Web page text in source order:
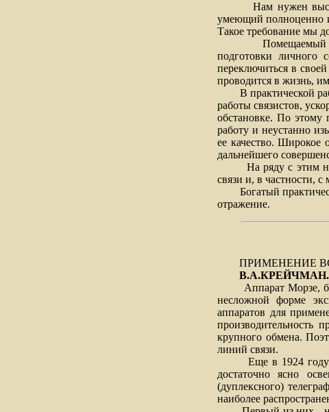
Нам нужен
умеющий полноценно
Такое требование мы
Помещаемый
подготовки личного
переключиться в
проводится в жизнь,
В практической
работы связистов,
обстановке. По этому
работу и неустанно
ее качество. Широкое
дальнейшего
На ряду с этим
связи и, в частности, с
Богатый
отражение.
ПРИМЕНЕНИЕ
В.А.КРЕЙЧМАН.
Аппарат Морзе,
несложной форме
аппаратов для
производительность
крупного обмена.
линий связи.
Еще в 1924 году на
достаточно ясно
(дуплексного)
наиболее